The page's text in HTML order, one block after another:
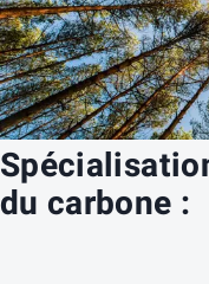
du carbone :